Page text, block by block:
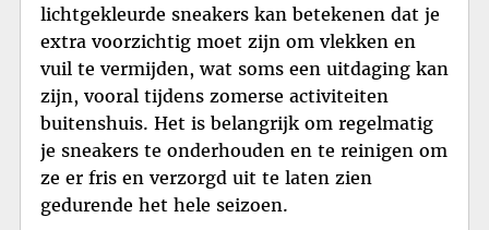
lichtgekleurde sneakers kan betekenen dat je
extra voorzichtig moet zijn om vlekken en
vuil te vermijden, wat soms een uitdaging kan
zijn, vooral tijdens zomerse activiteiten
buitenshuis. Het is belangrijk om regelmatig
je sneakers te onderhouden en te reinigen om
ze er fris en verzorgd uit te laten zien
gedurende het hele seizoen.